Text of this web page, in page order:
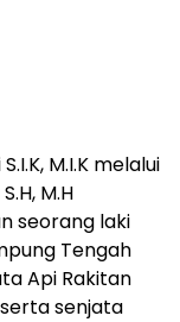
M.I.K melalui
M.H
seorang laki
Tengah
Api Rakitan
senjata